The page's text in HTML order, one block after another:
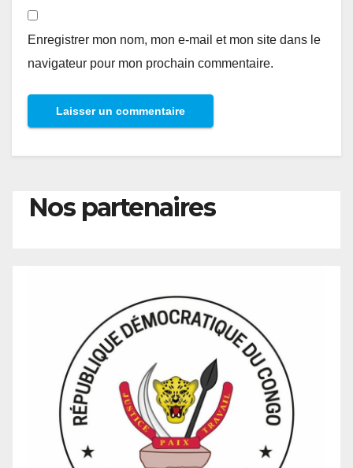
Enregistrer mon nom, mon e-mail et mon site dans le
navigateur pour mon prochain commentaire.
Nos partenaires